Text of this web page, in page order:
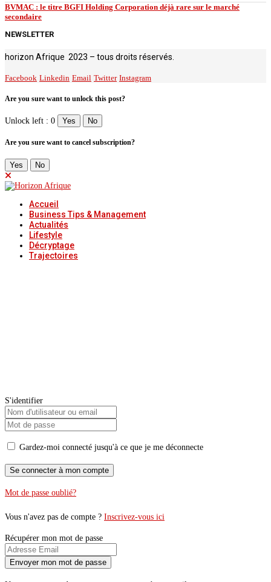
BVMAC : le titre BGFI Holding Corporation déjà rare sur le marché
secondaire
NEWSLETTER
horizon Afrique 2023 – tous droits réservés.
Facebook Linkedin Email Twitter Instagram
Are you sure want to unlock this post?
Unlock left : 0 Yes No
Are you sure want to cancel subscription?
Yes No
Accueil
Business Tips & Management
Actualités
Lifestyle
Décryptage
Trajectoires
S'identifier
Gardez-moi connecté jusqu'à ce que je me déconnecte
Mot de passe oublié?
Vous n'avez pas de compte ? Inscrivez-vous ici
Récupérer mon mot de passe